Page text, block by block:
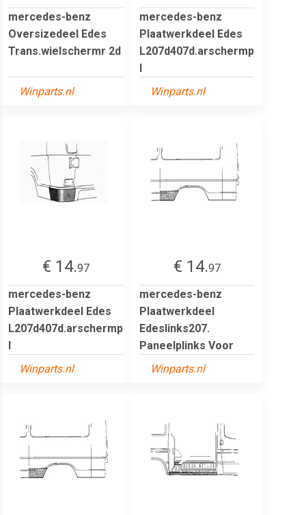
mercedes-benz
Oversizedeel Edes
Trans.wielschermr 2d
Winparts.nl
mercedes-benz
Plaatwerkdeel Edes
L207d407d.arschermp
l
Winparts.nl
€ 14.97
mercedes-benz
Plaatwerkdeel Edes
L207d407d.arschermp
l
Winparts.nl
€ 14.97
mercedes-benz
Plaatwerkdeel
Edeslinks207.
Paneelplinks Voor
Winparts.nl